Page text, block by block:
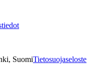
SuomiTietosuojaseloste